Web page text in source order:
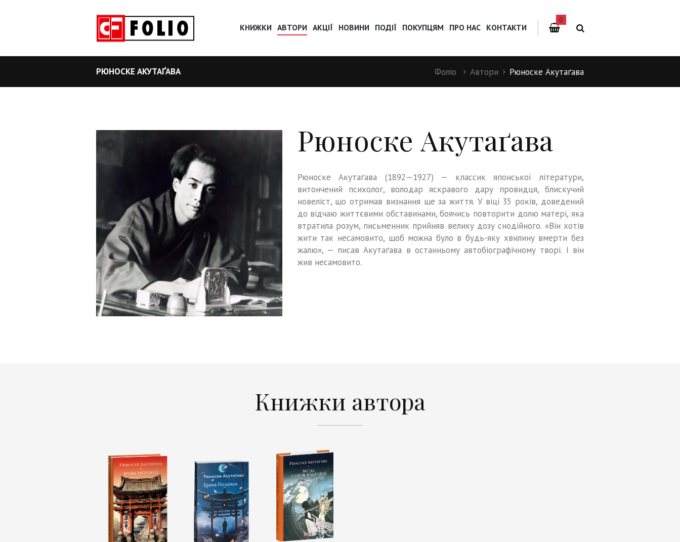
КНИЖКИ АВТОРИ АКЦІЇ НОВИНИ ПОДІЇ ПОКУПЦЯМ ПРО НАС КОНТАКТИ
0
РЮНОСКЕ АКУТАҐАВА Фоліо Автори Рюноске Акутаґава
Рюноске Акутаґава
Рюноске Акутаґава (1892—1927) — классик японської літератури,
витончений психолог, володар яскравого дару провидця, блискучий
новеліст, що отримав визнання ще за життя. У віці 35 років, доведений
до відчаю життєвими обставинами, боячись повторити долю матері, яка
втратила розум, письменник прийняв велику дозу снодійного. «Він хотів
жити так несамовито, щоб можна було в будь-яку хвилину вмерти без
жалю», — писав Акутаґава в останньому автобіографічному творі. І він
жив несамовито.
Книжки автора